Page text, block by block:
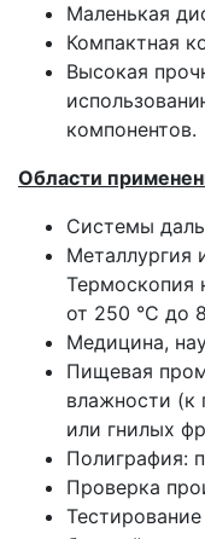
Маленькая
Компактная
Высокая
компонентов.
Области
Системы
Металлургия
Термоскопия
от 250 °C до
Медицина,
Пищевая
влажности (к
или гнилых
Полиграфия:
Проверка